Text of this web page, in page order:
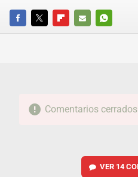
FACEBOOKTWITTERFLIPBOARD
E-
WHATSAPP
Comentarios cerrados
VER 14